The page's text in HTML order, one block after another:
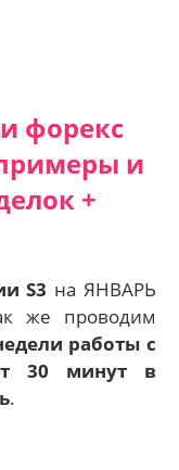
форекс
и
+
S3 на ЯНВАРЬ
же проводим
работы с
т 30 минут в
.